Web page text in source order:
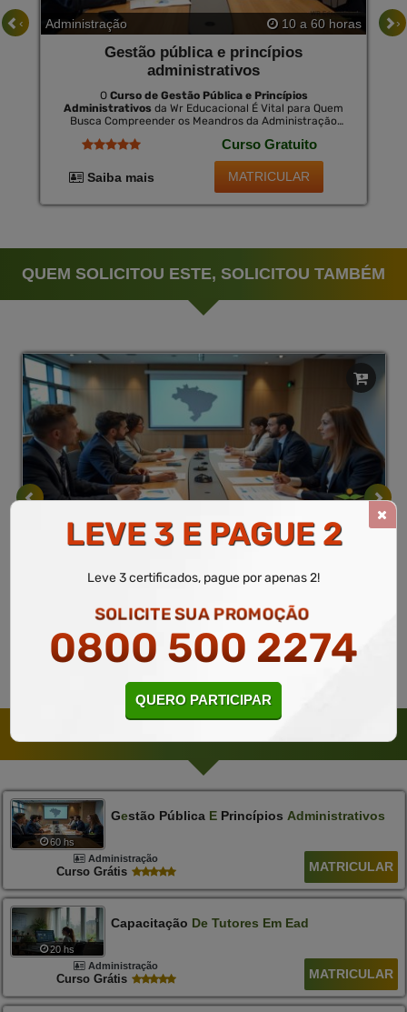
Administração 10 a 60 horas
Gestão pública e princípios
administrativos
O Curso de Gestão Pública e Princípios
Administrativos da Wr Educacional É Vital para Quem
Busca Compreender os Meandros da Administração
Fortalece os Principais Aspectos de Liderança, Ética, e
Governabilidade Dentro do Contexto Público. Também É
Oferecido Um Certificado Opcional no Final do Curso,
Válido em Todo o Brasil por Uma Pequena Taxa,
Adquirida.
Curso Gratuito
Saiba mais MATRICULAR
‹ ›
QUEM SOLICITOU ESTE, SOLICITOU TAMBÉM
Administração 10 a 60 horas
Curso Gratuito
Saiba mais MATRICULAR
60 hs
GEStão Pública EPrincípios Administrativos
Administração
Curso Grátis MATRICULAR
20 hs
Capacitação De Tutores Em Ead
Administração
Curso Grátis MATRICULAR
LEVE 3 E PAGUE 2
Leve 3 certificados, pague por apenas 2!
SOLICITE SUA PROMOÇÃO
0800 500 2274
QUERO PARTICIPAR